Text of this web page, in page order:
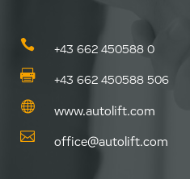
 +43 662 450588 0
 +43 662 450588 506
 www.autolift.com
 office@autolift.com